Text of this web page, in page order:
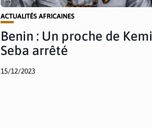
ACTUALITÉS AFRICAINES
Benin : Un proche de Kemi
Seba arrêté
15/12/2023